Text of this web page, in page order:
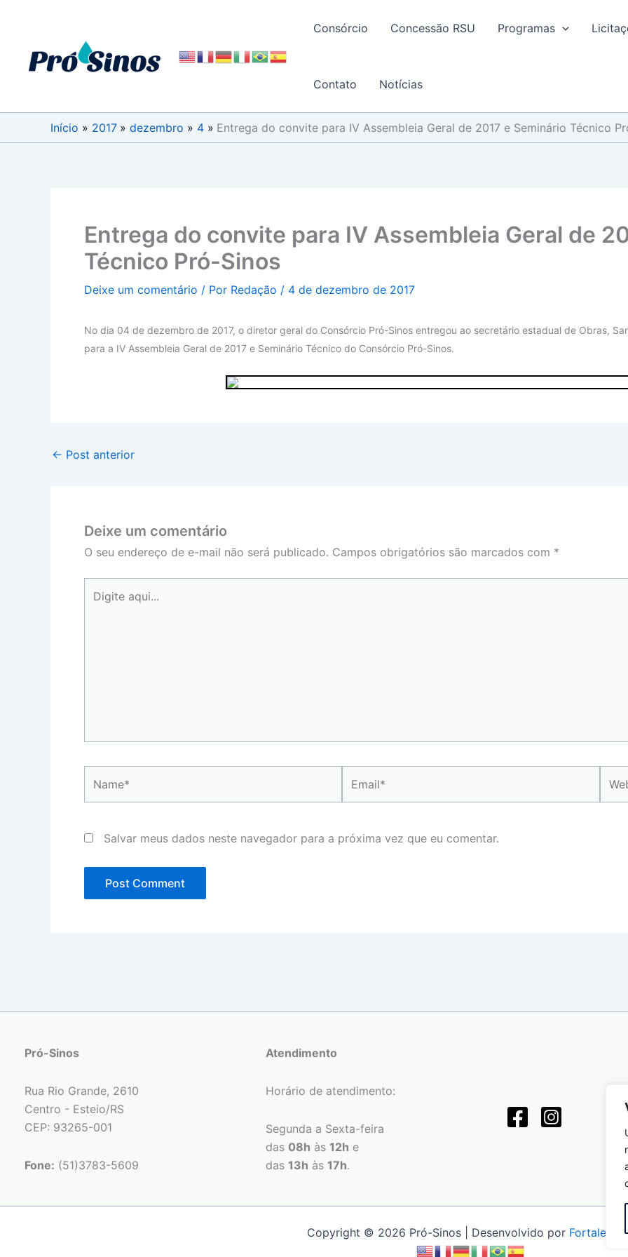
conteúdo
Consórcio Concessão RSU Programas
Contato Notícias
Início 2017 dezembro 4 Entrega do convite para IV Assembleia Geral de 2017 e Seminário Técnico
Entrega do convite para IV Assembleia Geral de
Técnico Pró-Sinos
Deixe um comentário / Por Redação / 4 de dezembro de 2017
No dia 04 de dezembro de 2017, o diretor geral do Consórcio Pró-Sinos entregou ao secretário estadual de Obras,
para a IV Assembleia Geral de 2017 e Seminário Técnico do Consórcio Pró-Sinos.
← Post anterior
Deixe um comentário
O seu endereço de e-mail não será publicado. Campos obrigatórios são marcados com *
aqui...
Salvar meus dados neste navegador para a próxima vez que eu comentar.
Pró-Sinos
Rua Rio Grande, 2610
Centro - Esteio/RS
CEP: 93265-001
Fone: (51)3783-5609
Atendimento
Horário de atendimento:
Segunda a Sexta-feira
das 08h às 12h e
das 13h às 17h.
Copyright © 2026 Pró-Sinos | Desenvolvido por